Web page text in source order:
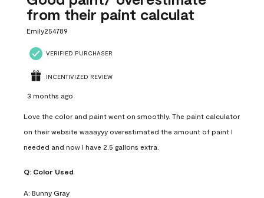
from their paint calculat
Emily254789
VERIFIED PURCHASER
INCENTIVIZED REVIEW
3 months ago
Love the color and paint went on smoothly. The paint calculator
on their website waaayyy overestimated the amount of paint I
needed and now I have 2.5 gallons extra.
Q: Color Used
A: Bunny Gray